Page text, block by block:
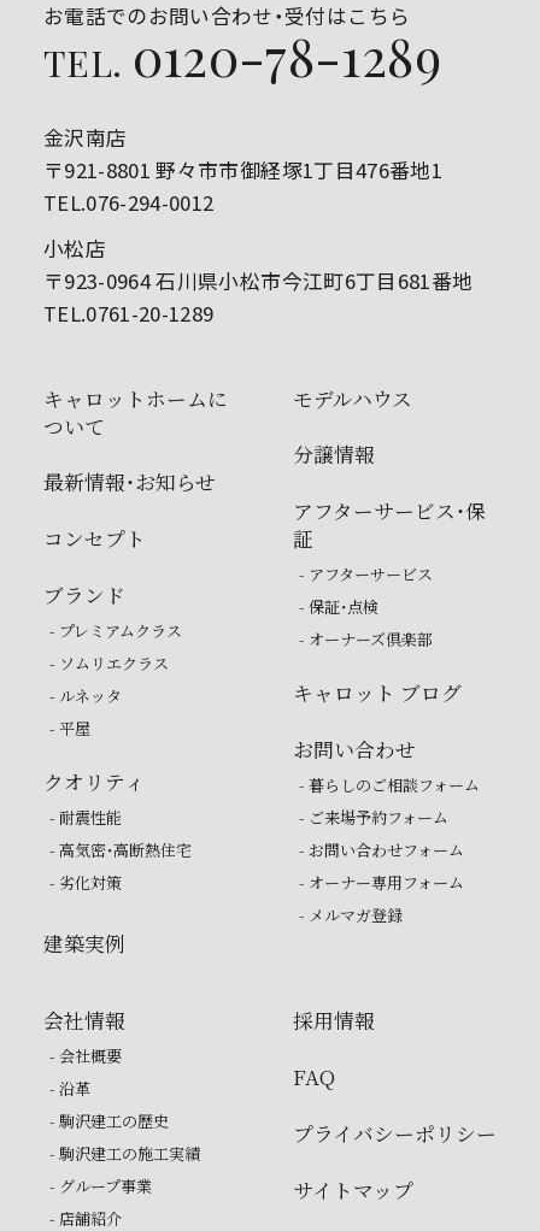
お電話でのお問い合わせ・受付はこちら
TEL. 0120-78-1289
金沢南店
〒921-8801 野々市市御経塚1丁目476番地1
TEL.076-294-0012
小松店
〒923-0964 石川県小松市今江町6丁目681番地
TEL.0761-20-1289
キャロットホームに
ついて
最新情報・お知らせ
コンセプト
ブランド
- プレミアムクラス
- ソムリエクラス
- ルネッタ
- 平屋
クオリティ
- 耐震性能
- 高気密・高断熱住宅
- 劣化対策
建築実例
モデルハウス
分譲情報
アフターサービス・保
証
- アフターサービス
- 保証・点検
- オーナーズ倶楽部
キャロット ブログ
お問い合わせ
- 暮らしのご相談フォーム
- ご来場予約フォーム
- お問い合わせフォーム
- オーナー専用フォーム
- メルマガ登録
会社情報
- 会社概要
- 沿革
- 駒沢建工の歴史
- 駒沢建工の施工実績
- グループ事業
- 店舗紹介
採用情報
FAQ
プライバシーポリシー
サイトマップ